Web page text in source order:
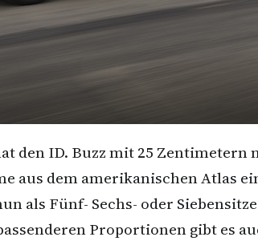
den ID. Buzz mit 25
aus dem amerikanischen Atlas
als Fünf- Sechs- oder
Proportionen gibt es